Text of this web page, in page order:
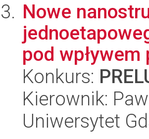
Nowe
pod
Konkurs:
Kierownik:
Uniwersytet